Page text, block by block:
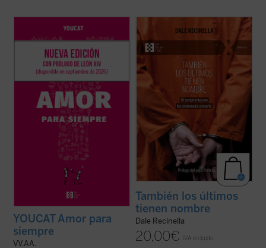
Basado en casi mil preguntas de jóvenes
sacerdotes, matrimonios y teólogos, este
libro acompaña a la pareja antes, durante y
después de la preparación matrimonial,
ayudándola a reflexionar, ...(ver ficha)
YOUCAT Amor para
siempre
VV.AA.
Recinella nos invita a ver lo que casi nadie
quiere mirar: el rostro humano detrás de
una sentencia, el clamor que ningún
tribunal alcanza a oír. Mientras el tiempo se
acerca a su final, él permanece junto ...
(ver
ficha)
También los últimos
tienen nombre
Dale Recinella
20,00€ IVA incluido